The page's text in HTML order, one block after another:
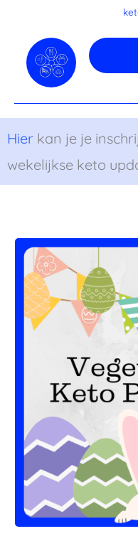
inhoud
Hier kan je je
wekelijkse keto